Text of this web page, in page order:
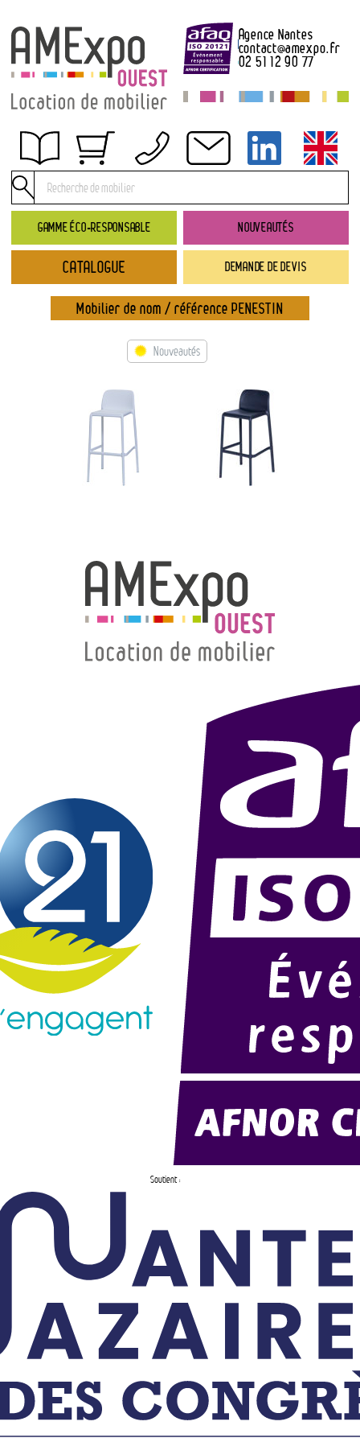
GAMME ÉCO-RESPONSABLE NOUVEAUTÉS
DEMANDE DE DEVIS
Agence Nantes
contact@amexpo.fr
02 51 12 90 77
Obtenir un devis
Conditions générales de location
Conditions de règlement
Contact
Catalogue
→ Nouveautés
→ Gamme éco-responsable
→ Types de mobilier
→ Noms / Références
→ Couleurs
Modélisation 2D/3D
CATALOGUE
Mobilier de nom / référence PENESTIN
Nouveautés
Soutient :